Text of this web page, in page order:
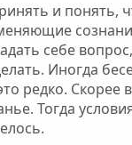
н
ы
й
г
о
л
н
ы
й
г
о
и понять,
себе
Иногда
редко. Скорее
Тогда